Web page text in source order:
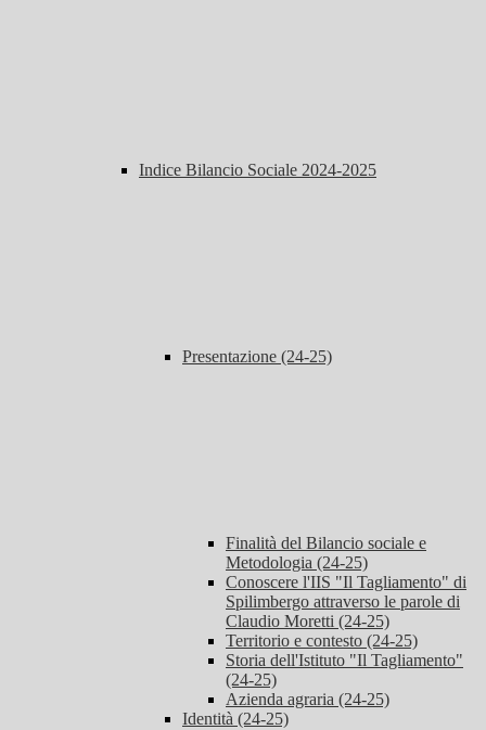
Indice Bilancio Sociale 2024-2025
Presentazione (24-25)
Finalità del Bilancio sociale e
Metodologia (24-25)
Conoscere l'IIS "Il Tagliamento" di
Spilimbergo attraverso le parole di
Claudio Moretti (24-25)
Territorio e contesto (24-25)
Storia dell'Istituto "Il Tagliamento"
(24-25)
Azienda agraria (24-25)
Identità (24-25)